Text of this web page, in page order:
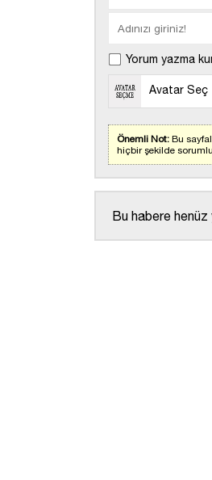
Yorum yazma
Avatar Seç
Önemli Not: Bu
hiçbir şekilde
Bu habere henüz